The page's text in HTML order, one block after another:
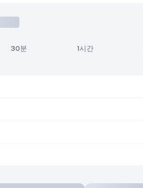
30분 1시간